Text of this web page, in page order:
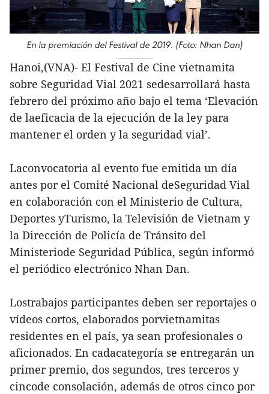
En la premiación del Festival de 2019. (Foto: Nhan Dan)
Hanoi,(VNA)- El Festival de Cine vietnamita
sobre Seguridad Vial 2021 sedesarrollará hasta
febrero del próximo año bajo el tema ‘Elevación
de laeficacia de la ejecución de la ley para
mantener el orden y la seguridad vial’.
Laconvocatoria al evento fue emitida un día
antes por el Comité Nacional deSeguridad Vial
en colaboración con el Ministerio de Cultura,
Deportes yTurismo, la Televisión de Vietnam y
la Dirección de Policía de Tránsito del
Ministeriode Seguridad Pública, según informó
el periódico electrónico Nhan Dan.
Lostrabajos participantes deben ser reportajes o
vídeos cortos, elaborados porvietnamitas
residentes en el país, ya sean profesionales o
aficionados. En cadacategoría se entregarán un
primer premio, dos segundos, tres terceros y
cincode consolación, además de otros cinco por